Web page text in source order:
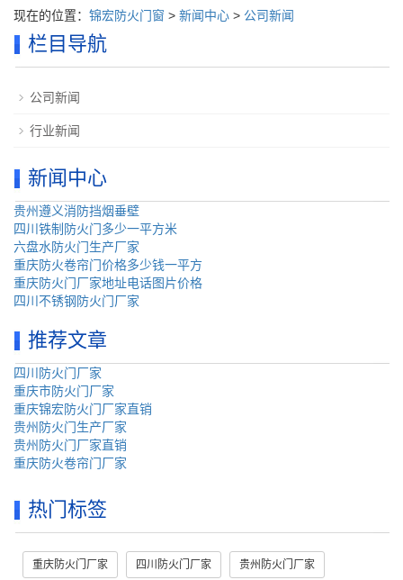
现在的位置： 锦宏防火门窗 > 新闻中心 > 公司新闻
栏目导航
公司新闻
行业新闻
新闻中心
贵州遵义消防挡烟垂壁
四川铁制防火门多少一平方米
六盘水防火门生产厂家
重庆防火卷帘门价格多少钱一平方
重庆防火门厂家地址电话图片价格
四川不锈钢防火门厂家
推荐文章
四川防火门厂家
重庆市防火门厂家
重庆锦宏防火门厂家直销
贵州防火门生产厂家
贵州防火门厂家直销
重庆防火卷帘门厂家
热门标签
重庆防火门厂家 四川防火门厂家 贵州防火门厂家